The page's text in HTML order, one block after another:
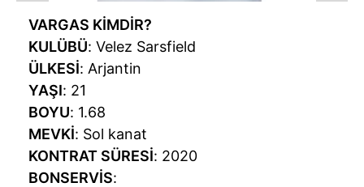
VARGAS KİMDİR?
KULÜBÜ: Velez Sarsfield
ÜLKESİ: Arjantin
YAŞI: 21
BOYU: 1.68
MEVKİ: Sol kanat
KONTRAT SÜRESİ: 2020
BONSERVİS: